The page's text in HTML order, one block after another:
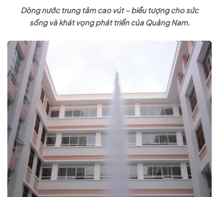
Dòng nước trung tâm cao vút – biểu tượng cho sức
sống và khát vọng phát triển của Quảng Nam.